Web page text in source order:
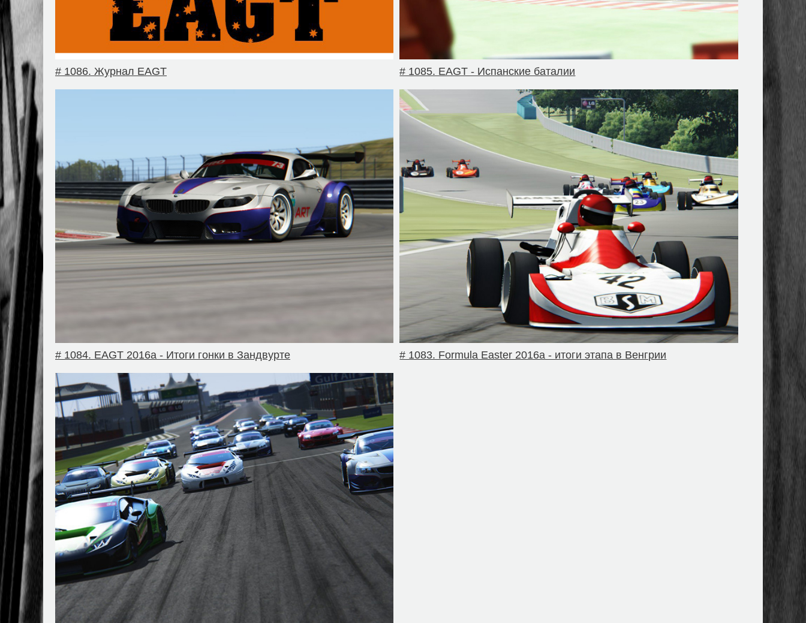
# 1086. Журнал EAGT # 1085. EAGT - Испанские баталии
# 1084. EAGT 2016a - Итоги гонки в Зандвурте # 1083. Formula Easter 2016a - итоги этапа в Венгрии